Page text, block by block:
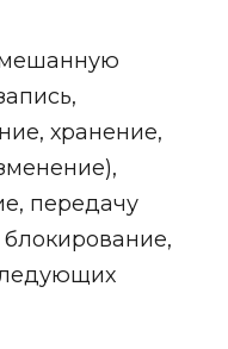
хранение,
передачу